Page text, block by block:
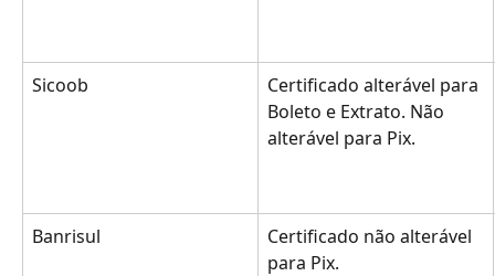
Sicoob
Certificado alterável para
Boleto e Extrato. Não
alterável para Pix.
Banrisul
Certificado não alterável
para Pix.